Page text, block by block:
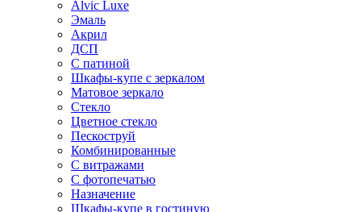
Alvic Luxe
Эмаль
Акрил
ДСП
С патиной
Шкафы-купе с зеркалом
Матовое зеркало
Стекло
Цветное стекло
Пескоструй
Комбинированные
С витражами
С фотопечатью
Назначение
Шкафы-купе в гостиную